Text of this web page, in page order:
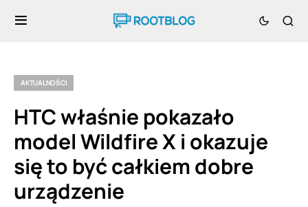
AKTUALNOŚCI
HTC właśnie pokazało
model Wildfire X i okazuje
się to być całkiem dobre
urządzenie